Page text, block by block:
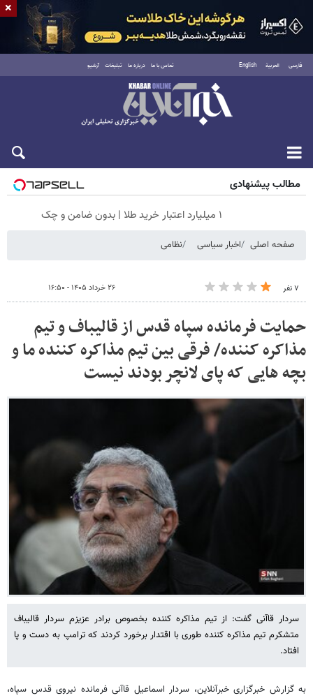
فارسی العربية English تماس با ما درباره ما تبلیغات آرشیو
شنبه ۱۷ مرداد ۱۴۰۵
مطالب پیشنهادی
۱ میلیارد اعتبار خرید طلا | بدون ضامن و چک
صفحه اصلی اخبار سیاسی نظامی
۷ نفر ۲۶ خرداد ۱۴۰۵ - ۱۶:۵۰
حمایت فرمانده سپاه قدس از قالیباف و تیم
مذاکره کننده/ فرقی بین تیم مذاکره کننده ما و
بچه هایی که پای لانچر بودند نیست
سردار قاآنی گفت: از تیم مذاکره کننده بخصوص برادر عزیزم سردار قالیباف
متشکرم تیم مذاکره کننده طوری با اقتدار برخورد کردند که ترامپ به دست و پا
افتاد.
به گزارش خبرگزاری خبرآنلاین، سردار اسماعیل قاآنی فرمانده نیروی قدس سپاه،
×